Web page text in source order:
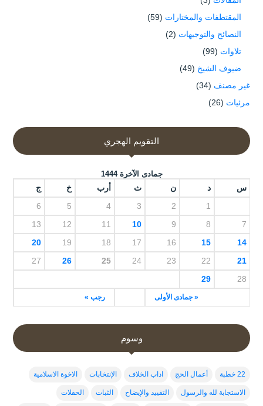
المقتطفات والمختارات (59)
النصائح والتوجيهات (2)
تلاوات (99)
ضيوف الشيخ (49)
غير مصنف (34)
مرئيات (26)
التقويم الهجري
جمادى الآخرة 1444
س د ن ث أرب خ ج
« جمادى الأولى رجب »
1
2
3
4
5
6
7
8
9
10
11
12
13
14
15
16
17
18
19
20
21
22
23
24
25
26
27
28
29
وسوم
22 خطبة أعمال الحج اداب الخلاف الإنتخابات الاخوة الاسلامية
الاستجابة لله والرسول التقييد والإيضاح الثبات الحفلات